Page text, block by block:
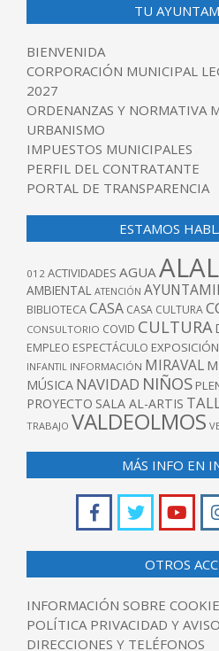
TU
BIENVENIDA
CORPORACIÓN MUNICIPAL
2027
ORDENANZAS Y NORMATIVA
URBANISMO
IMPUESTOS MUNICIPALES
PERFIL DEL CONTRATANTE
PORTAL DE TRANSPARENCIA
ESTAMOS
012 ACTIVIDADES AGUA
AMBIENTAL ATENCIÓN
BIBLIOTECACASA CASA CULTURA
CONSULTORIO COVID CULTURA
EMPLEO ESPECTÁCULO EXPOSICIÓN
INFANTIL INFORMACIÓN MIRAVAL
MÚSICA NAVIDAD NIÑOS
PROYECTO SALA AL-ARTIS
TRABAJO VALDEOLMOS
MÁS INFO EN
OTROS
INFORMACIÓN SOBRE
POLÍTICA PRIVACIDAD Y
DIRECCIONES Y TELÉFONOS